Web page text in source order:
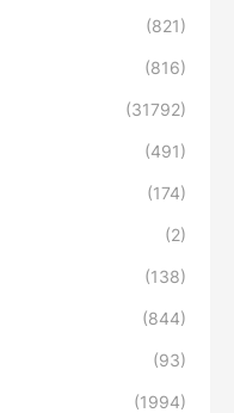
(821)
(816)
(31792)
(491)
(174)
(2)
(138)
(844)
(93)
(1994)